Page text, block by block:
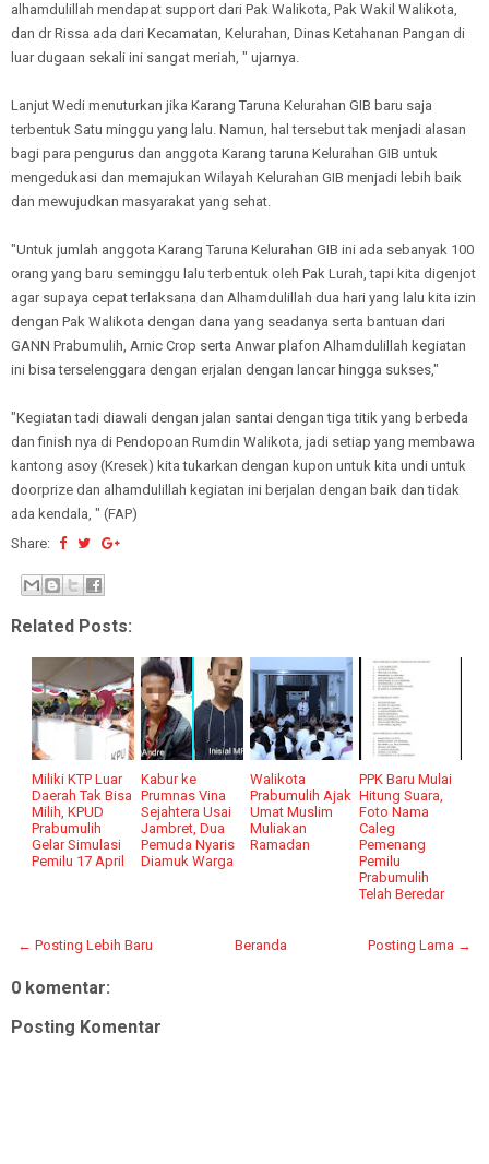
alhamdulillah mendapat support dari Pak Walikota, Pak Wakil Walikota,
dan dr Rissa ada dari Kecamatan, Kelurahan, Dinas Ketahanan Pangan di
luar dugaan sekali ini sangat meriah, " ujarnya.
Lanjut Wedi menuturkan jika Karang Taruna Kelurahan GIB baru saja
terbentuk Satu minggu yang lalu. Namun, hal tersebut tak menjadi alasan
bagi para pengurus dan anggota Karang taruna Kelurahan GIB untuk
mengedukasi dan memajukan Wilayah Kelurahan GIB menjadi lebih baik
dan mewujudkan masyarakat yang sehat.
"Untuk jumlah anggota Karang Taruna Kelurahan GIB ini ada sebanyak 100
orang yang baru seminggu lalu terbentuk oleh Pak Lurah, tapi kita digenjot
agar supaya cepat terlaksana dan Alhamdulillah dua hari yang lalu kita izin
dengan Pak Walikota dengan dana yang seadanya serta bantuan dari
GANN Prabumulih, Arnic Crop serta Anwar plafon Alhamdulillah kegiatan
ini bisa terselenggara dengan erjalan dengan lancar hingga sukses,"
"Kegiatan tadi diawali dengan jalan santai dengan tiga titik yang berbeda
dan finish nya di Pendopoan Rumdin Walikota, jadi setiap yang membawa
kantong asoy (Kresek) kita tukarkan dengan kupon untuk kita undi untuk
doorprize dan alhamdulillah kegiatan ini berjalan dengan baik dan tidak
ada kendala, " (FAP)
Share:
Related Posts:
Miliki KTP Luar
Daerah Tak Bisa
Milih, KPUD
Prabumulih
Gelar Simulasi
Pemilu 17 April
Kabur ke
Prumnas Vina
Sejahtera Usai
Jambret, Dua
Pemuda Nyaris
Diamuk Warga
Walikota
Prabumulih Ajak
Umat Muslim
Muliakan
Ramadan
PPK Baru Mulai
Hitung Suara,
Foto Nama
Caleg
Pemenang
Pemilu
Prabumulih
Telah Beredar
← Posting Lebih Baru Posting Lama →
Beranda
0 komentar:
Posting Komentar